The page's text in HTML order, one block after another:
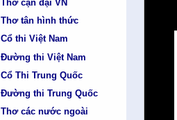
Thơ cận đại VN
Thơ tân hình thức
Cổ thi Việt Nam
Đường thi Việt Nam
Cổ Thi Trung Quốc
Đường thi Trung Quốc
Thơ các nước ngoài